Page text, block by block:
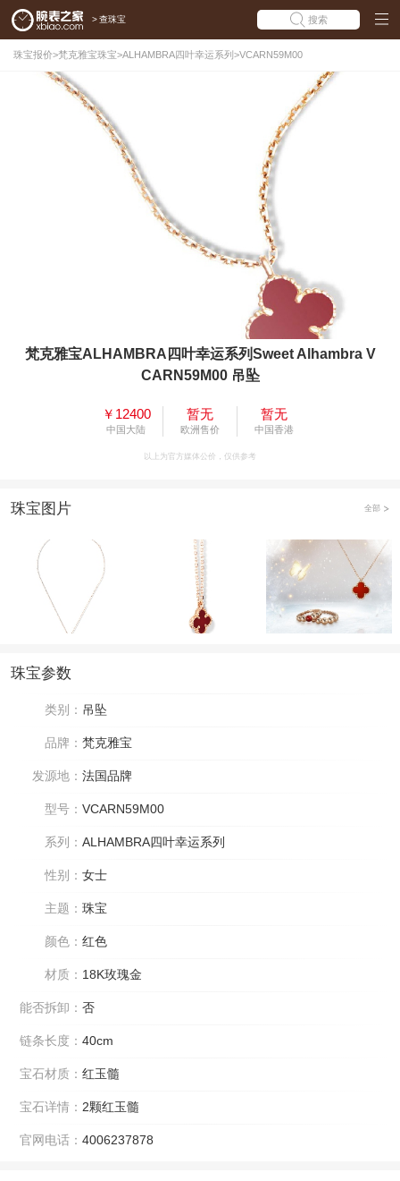
> 查珠宝 搜索
珠宝报价>梵克雅宝珠宝>ALHAMBRA四叶幸运系列 >VCARN59M00
梵克雅宝ALHAMBRA四叶幸运系列Sweet Alhambra V
CARN59M00 吊坠
￥12400
中国大陆
暂无
欧洲售价
暂无
中国香港
以上为官方媒体公价，仅供参考
珠宝图片 全部
珠宝参数
类别： 吊坠
品牌： 梵克雅宝
发源地： 法国品牌
型号： VCARN59M00
系列： ALHAMBRA四叶幸运系列
性别： 女士
主题： 珠宝
颜色： 红色
材质： 18K玫瑰金
能否拆卸： 否
链条长度： 40cm
宝石材质： 红玉髓
宝石详情： 2颗红玉髓
官网电话： 4006237878